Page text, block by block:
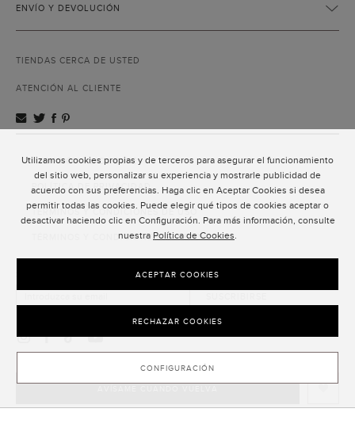
Utilizamos cookies propias y de terceros para asegurar el funcionamiento
del sitio web, personalizar su experiencia y mostrarle publicidad de
acuerdo con sus preferencias. Haga clic en Aceptar Cookies si desea
permitir todas las cookies. Puede elegir qué tipos de cookies aceptar o
desactivar haciendo clic en Configuración. Para más información, consulte
nuestra Política de Cookies.
CONFIGURACIÓN
RECHAZAR COOKIES
ACEPTAR COOKIES
ENVÍO Y DEVOLUCIÓN
TIENDAS CERCA DE USTED
ATENCIÓN AL CLIENTE
ATENCIÓN AL CLIENTE
POLÍTICA DE PRIVACIDAD
TÉRMINOS Y CONDICIONES DE USO
TÉRMINOS Y CONDICIONES DE VENTA
SUSCRIPCIÓN AL NEWSLETTER